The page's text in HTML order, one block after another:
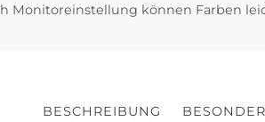
Monitoreinstellung können Farben
BESCHREIBUNG